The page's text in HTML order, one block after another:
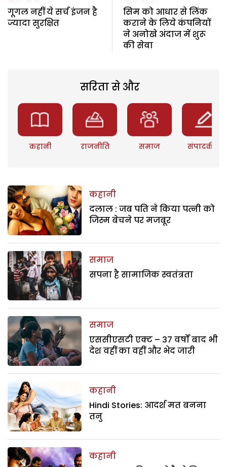
गूगल नहीं ये सर्च इंजन है
ज्यादा सुरक्षित
सिम को आधार से लिंक
कराने के लिये कंपनियों
ने अनोखे अंदाज में शुरू
की सेवा
सरिता से और
कहानी राजनीति समाज संपादकीय
कहानी
दलाल : जब पति ने किया पत्नी को
जिस्म बेचने पर मजबूर
समाज
सपना है सामाजिक स्वतंत्रता
समाज
एससीएसटी एक्ट – 37 वर्षों बाद भी
देश वहीं का वहीं और भेद जारी
कहानी
Hindi Stories: आदर्श मत बनना
तनु
कहानी